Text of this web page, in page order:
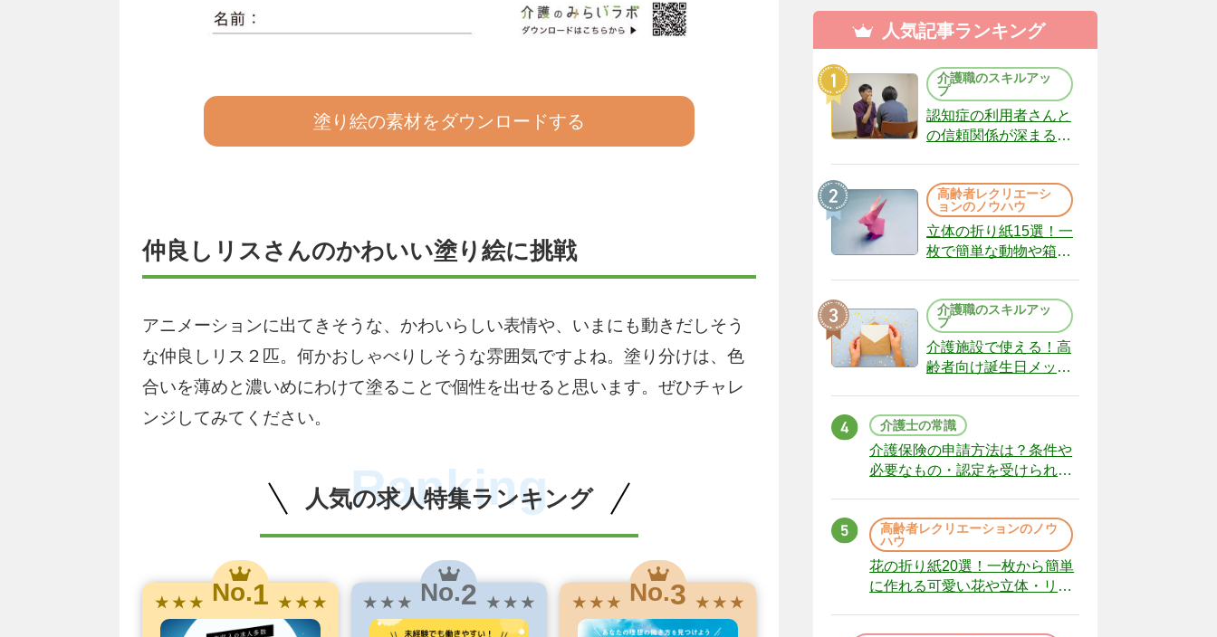
塗り絵の素材をダウンロードする
仲良しリスさんのかわいい塗り絵に挑戦
アニメーションに出てきそうな、かわいらしい表情や、いまにも動きだしそう
な仲良しリス２匹。何かおしゃべりしそうな雰囲気ですよね。塗り分けは、色
合いを薄めと濃いめにわけて塗ることで個性を出せると思います。ぜひチャレ
ンジしてみてください。
人気の求人特集ランキング
Ranking
★ ★ ★ No.1 ★ ★ ★ ★ ★ ★ No.2 ★ ★ ★ ★ ★ ★ No.3 ★ ★ ★
人気記事ランキング
介護職のスキルアッ
プ
認知症の利用者さんと
の信頼関係が深まる声
（22）
高齢者レクリエーシ
ョンのノウハウ
立体の折り紙15選！一
枚で簡単な動物や箱、
介護職のスキルアッ
プ
介護施設で使える！高
齢者向け誕生日メッセ
介護士の常識
介護保険の申請方法は？条件や
必要なもの・認定を受けられな
高齢者レクリエーションのノウ
ハウ
花の折り紙20選！一枚から簡単
に作れる可愛い花や立体・リー